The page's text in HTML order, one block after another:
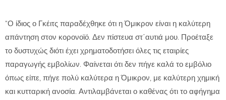
“Ο ίδιος ο Γκέιτς παραδέχθηκε ότι η Όμικρον είναι η καλύτερη
απάντηση στον κορονοϊό. Δεν πίστευα στ΄αυτιά μου. Προέταξε
το δυστυχώς διότι έχει χρηματοδοτήσει όλες τις εταιρίες
παραγωγής εμβολίων. Φαίνεται ότι δεν πήγε καλά το εμβόλιο
όπως είπε, πήγε πολύ καλύτερα η Όμικρον, με καλύτερη χημική
και κυτταρική ανοσία. Αντιλαμβάνεται ο καθένας ότι το αφήγημα